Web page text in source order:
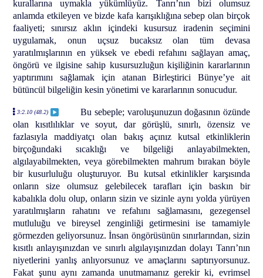
kurallarına uymakla yükümlüyüz. Tanrı’nın bizi olumsuz
anlamda etkileyen ve bizde kafa karışıklığına sebep olan birçok
faaliyeti; sınırsız aklın içindeki kusursuz iradenin seçimini
uygulamak, onun uçsuz bucaksız olan tüm devasa
yaratılmışlarının en yüksek ve ebedi refahını sağlayan amaç,
öngörü ve ilgisine sahip kusursuzluğun kişiliğinin kararlarının
yaptırımını sağlamak için atanan Birleştirici Bünye’ye ait
bütüncül bilgeliğin kesin yönetimi ve kararlarının sonucudur.
3:2.10 (48.2)
Bu sebeple; varoluşunuzun doğasının özünde
olan kısıtlılıklar ve soyut, dar görüşlü, sınırlı, özensiz ve
fazlasıyla maddiyatçı olan bakış açınız kutsal etkinliklerin
birçoğundaki sıcaklığı ve bilgeliği anlayabilmekten,
algılayabilmekten, veya görebilmekten mahrum bırakan böyle
bir kusurluluğu oluşturuyor. Bu kutsal etkinlikler karşısında
onların size olumsuz gelebilecek tarafları için baskın bir
kabalıkla dolu olup, onların sizin ve sizinle aynı yolda yürüyen
yaratılmışların rahatını ve refahını sağlamasını, gezegensel
mutluluğu ve bireysel zenginliği getirmesini ise tamamiyle
görmezden geliyorsunuz. İnsan öngörüsünün sınırlarından, sizin
kısıtlı anlayışınızdan ve sınırlı algılayışınızdan dolayı Tanrı’nın
niyetlerini yanlış anlıyorsunuz ve amaçlarını saptırıyorsunuz.
Fakat şunu aynı zamanda unutmamanız gerekir ki, evrimsel